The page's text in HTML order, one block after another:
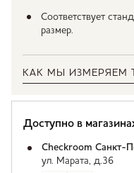
Соответствует
размер.
КАК МЫ ИЗМЕРЯЕМ
Доступно в
Checkroom Санкт-
ул. Марата, д.36